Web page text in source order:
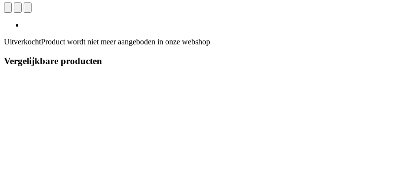
UitverkochtProduct wordt niet meer aangeboden in onze webshop
Vergelijkbare producten